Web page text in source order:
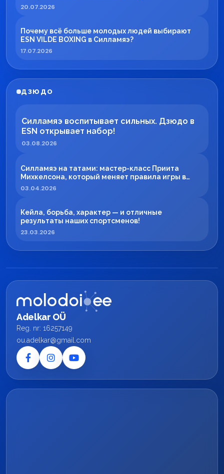
20.07.2026
Почему всё больше молодых людей выбирают
ESN VILDE BOXING в Силламяэ?
17.07.2026
ДЗЮДО
Силламяэ воспитывает сильных. Дзюдо в
ESN открывает набор!
03.08.2026
Силламяэ на татами: мастер-класс Приита
Михкелсона, который меняет правила игры в
регионе
03.04.2026
Кейла, борьба, характер — и отличные
результаты наших спортсменов!
23.03.2026
Adelkar OÜ
Reg. nr: 16257149
ou.adelkar@gmail.com